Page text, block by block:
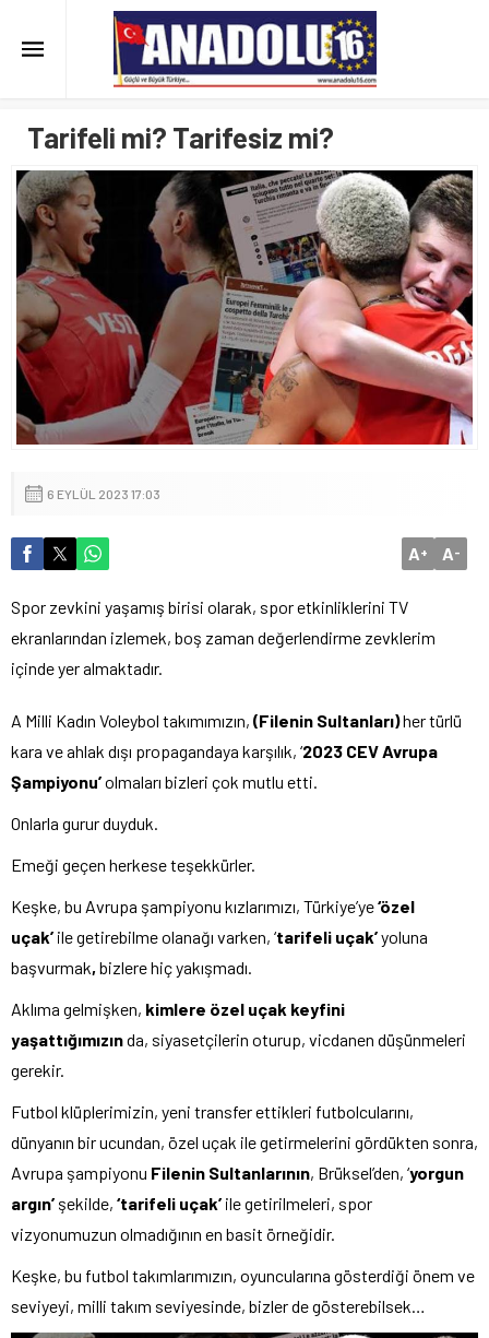
Tarifeli mi? Tarifesiz mi?
6 EYLÜL 2023 17:03
A+ A-
Spor zevkini yaşamış birisi olarak, spor etkinliklerini TV
ekranlarından izlemek, boş zaman değerlendirme zevklerim
içinde yer almaktadır.
A Milli Kadın Voleybol takımımızın, (Filenin Sultanları)her türlü
kara ve ahlak dışı propagandaya karşılık, ‘2023 CEV Avrupa
Şampiyonu’olmaları bizleri çok mutlu etti.
Onlarla gurur duyduk.
Emeği geçen herkese teşekkürler.
Keşke, bu Avrupa şampiyonu kızlarımızı, Türkiye’ye‘özel
uçak’ ile getirebilme olanağı varken, ‘tarifeli uçak’yoluna
başvurmak, bizlere hiç yakışmadı.
Aklıma gelmişken, kimlere özel uçak keyfini
yaşattığımızında, siyasetçilerin oturup, vicdanen düşünmeleri
gerekir.
Futbol klüplerimizin, yeni transfer ettikleri futbolcularını,
dünyanın bir ucundan, özel uçak ile getirmelerini gördükten sonra,
Avrupa şampiyonu Filenin Sultanlarının, Brüksel’den, ‘yorgun
argın’ şekilde, ‘tarifeli uçak’ ile getirilmeleri, spor
vizyonumuzun olmadığının en basit örneğidir.
Keşke, bu futbol takımlarımızın, oyuncularına gösterdiği önem ve
seviyeyi, milli takım seviyesinde, bizler de gösterebilsek…